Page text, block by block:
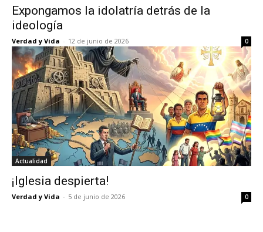
Expongamos la idolatría detrás de la
ideología
Verdad y Vida - 12 de junio de 2026 0
Actualidad
¡Iglesia despierta!
Verdad y Vida - 5 de junio de 2026 0